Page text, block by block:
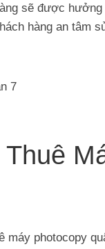
sẽ được hưởng
hàng an tâm
máy photocopy